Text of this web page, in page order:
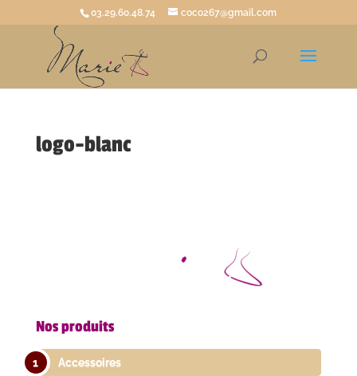
03.29.60.48.74 coco267@gmail.com
logo-blanc
Nos produits
Accessoires